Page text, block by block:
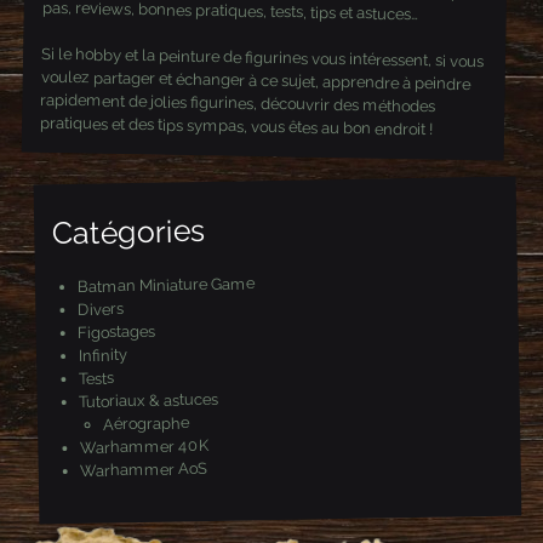
pas, reviews, bonnes pratiques, tests, tips et astuces…
Si le hobby et la peinture de figurines vous intéressent, si vous
voulez partager et échanger à ce sujet, apprendre à peindre
rapidement de jolies figurines, découvrir des méthodes
pratiques et des tips sympas, vous êtes au bon endroit !
Catégories
Batman Miniature Game
Divers
Figostages
Infinity
Tests
Tutoriaux & astuces
Aérographe
Warhammer 40K
Warhammer AoS